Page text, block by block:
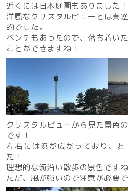
近くには日本庭園もありました！
洋風なクリスタルビューとは真
的でした。
ベンチもあったので、落ち着い
ことができますね！
クリスタルビューから見た景色
です！
左右には浜が広がっており、
た！
理想的な海沿い散歩の景色ですね
ただ、風が強いので注意が必要で